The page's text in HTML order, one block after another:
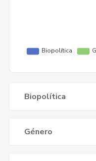
Biopolítica
Género